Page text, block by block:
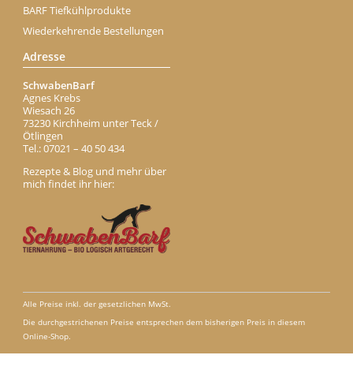
BARF Tiefkühlprodukte
Wiederkehrende Bestellungen
Adresse
SchwabenBarf
Agnes Krebs
Wiesach 26
73230 Kirchheim unter Teck /
Ötlingen
Tel.: 07021 – 40 50 434
Rezepte & Blog und mehr über
mich findet ihr hier:
Alle Preise inkl. der gesetzlichen MwSt.
Die durchgestrichenen Preise entsprechen dem bisherigen Preis in diesem
Online-Shop.